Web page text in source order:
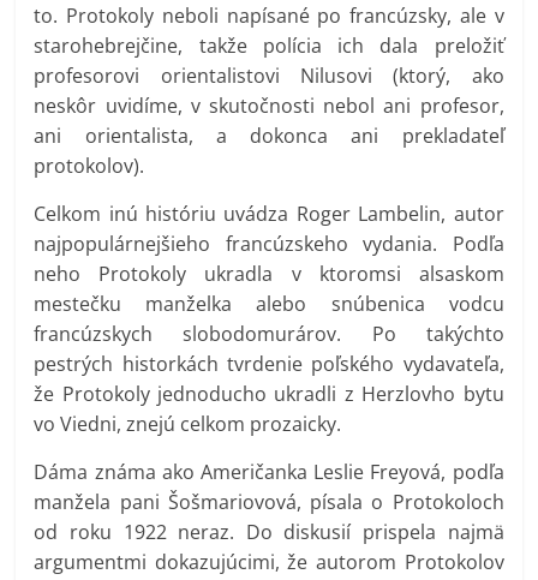
to. Protokoly neboli napísané po francúzsky, ale v
starohebrejčine, takže polícia ich dala preložiť
profesorovi orientalistovi Nilusovi (ktorý, ako
neskôr uvidíme, v skutočnosti nebol ani profesor,
ani orientalista, a dokonca ani prekladateľ
protokolov).
Celkom inú históriu uvádza Roger Lambelin, autor
najpopulárnejšieho francúzskeho vydania. Podľa
neho Protokoly ukradla v ktoromsi alsaskom
mestečku manželka alebo snúbenica vodcu
francúzskych slobodomurárov. Po takýchto
pestrých historkách tvrdenie poľského vydavateľa,
že Protokoly jednoducho ukradli z Herzlovho bytu
vo Viedni, znejú celkom prozaicky.
Dáma známa ako Američanka Leslie Freyová, podľa
manžela pani Šošmariovová, písala o Protokoloch
od roku 1922 neraz. Do diskusií prispela najmä
argumentmi dokazujúcimi, že autorom Protokolov